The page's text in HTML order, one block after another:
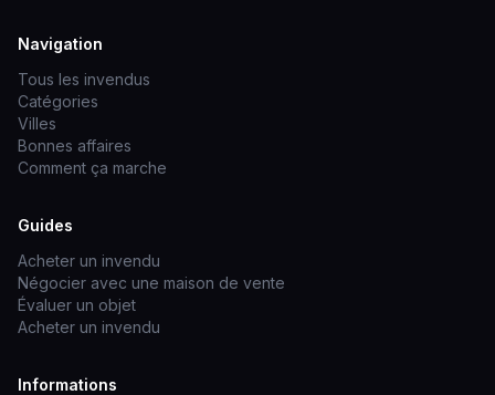
Navigation
Tous les invendus
Catégories
Villes
Bonnes affaires
Comment ça marche
Guides
Acheter un invendu
Négocier avec une maison de vente
Évaluer un objet
Acheter un invendu
Informations